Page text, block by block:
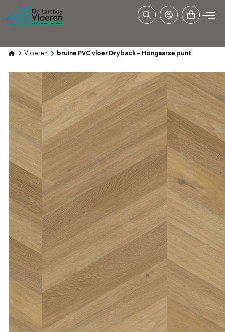
Vloeren bruine PVC vloer Dryback – Hongaarse punt